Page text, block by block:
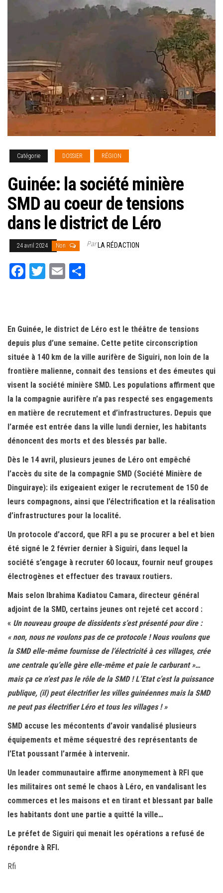
Catégorie DOSSIER RÉGION
Guinée: la société minière
SMD au coeur de tensions
dans le district de Léro
24 avril 2024 Non ParLA RÉDACTION
Fa T
E
En Guinée, le district de Léro est le théâtre de tensions
depuis plus d’une semaine. Cette petite circonscription
située à 140 km de la ville aurifère de Siguiri, non loin de la
frontière malienne, connait des tensions et des émeutes qui
visent la société minière SMD. Les populations affirment que
la la compagnie aurifère n’a pas respecté ses engagements
en matière de recrutement et d’infrastructures. Depuis que
l’armée est entrée dans la ville lundi dernier, les habitants
dénoncent des morts et des blessés par balle.
Dès le 14 avril, plusieurs jeunes de Léro ont empêché
l’accès du site de la compagnie SMD (Société Minière de
Dinguiraye): ils exigeaient exiger le recrutement de 150 de
leurs compagnons, ainsi que l’électrification et la réalisation
d’infrastructures pour la localité.
Un protocole d’accord, que RFI a pu se procurer a bel et bien
été signé le 2 février dernier à Siguiri, dans lequel la
société s’engage à recruter 60 locaux, fournir neuf groupes
électrogènes et effectuer des travaux routiers.
Mais selon Ibrahima Kadiatou Camara, directeur général
adjoint de la SMD, certains jeunes ont rejeté cet accord :
« Un nouveau groupe de dissidents s’est présenté pour dire :
« non, nous ne voulons pas de ce protocole ! Nous voulons que
la SMD elle-même fournisse de l’électricité à ces villages, crée
une centrale qu’elle gère elle-même et paie le carburant »…
mais ça ce n’est pas le rôle de la SMD ! L’Etat c’est la puissance
publique, (il) peut électrifier les villes guinéennes mais la SMD
ne peut pas électrifier Léro et tous les villages ! »
SMD accuse les mécontents d’avoir vandalisé plusieurs
équipements et même séquestré des représentants de
l’Etat poussant l’armée à intervenir.
Un leader communautaire affirme anonymement à RFI que
les militaires ont semé le chaos à Léro, en vandalisant les
commerces et les maisons et en tirant et blessant par balle
les habitants dont une partie a quitté la ville…
Le préfet de Siguiri qui menait les opérations a refusé de
répondre à RFI.
Rfi